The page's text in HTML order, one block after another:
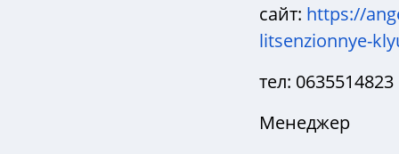
сайт: https://
litsenzionnye-
тел: 0635514823
Менеджер